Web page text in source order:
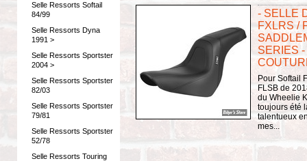
Selle Ressorts Softail
84/99
Selle Ressorts Dyna
1991 >
Selle Ressorts Sportster
2004 >
Selle Ressorts Sportster
82/03
Selle Ressorts Sportster
79/81
Selle Ressorts Sportster
52/78
Selle Ressorts Touring
- SELLE
FXLRS /
SERIES
Pour Softail
FLSB de
du Wheelie
toujours été
talentueux
mes...